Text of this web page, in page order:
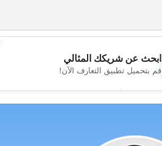
💕
ابحث عن شريكك المثالي
قم بتحميل تطبيق التعارف الآن!